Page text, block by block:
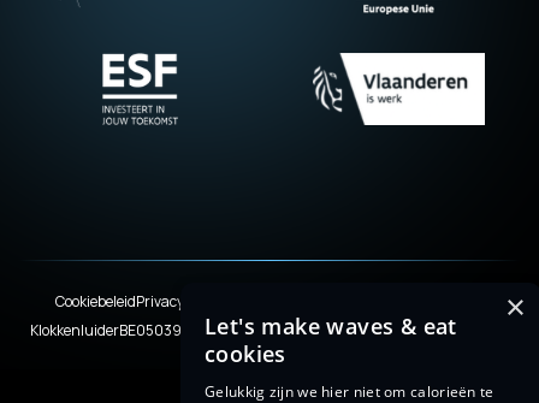
CookiebeleidPrivacyverklaring
KlokkenluiderBE0503920245© 2026 WISEMEN. With love from Limburg.
×
Let's make waves & eat
cookies
Gelukkig zijn we hier niet om calorieën te